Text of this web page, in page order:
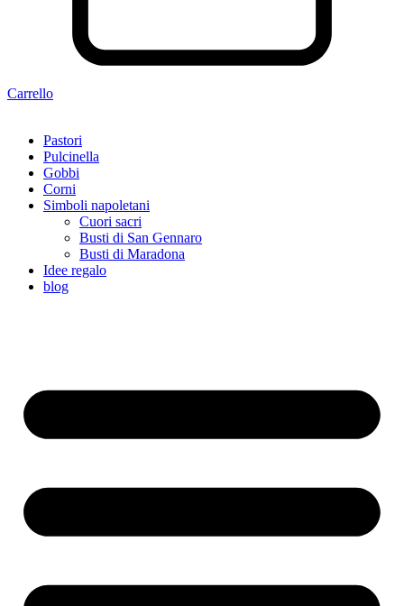
Carrello
Pastori
Pulcinella
Gobbi
Corni
Simboli napoletani
Cuori sacri
Busti di San Gennaro
Busti di Maradona
Idee regalo
blog